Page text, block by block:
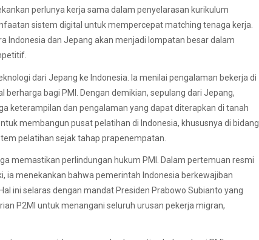
perlunya kerja sama dalam penyelarasan kurikulum
sistem digital untuk mempercepat matching tenaga kerja.
Indonesia dan Jepang akan menjadi lompatan besar dalam
dari Jepang ke Indonesia. Ia menilai pengalaman bekerja di
bagi PMI. Dengan demikian, sepulang dari Jepang,
keterampilan dan pengalaman yang dapat diterapkan di tanah
membangun pusat pelatihan di Indonesia, khususnya di bidang
pelatihan sejak tahap prapenempatan.
memastikan perlindungan hukum PMI. Dalam pertemuan resmi
ia menekankan bahwa pemerintah Indonesia berkewajiban
ini selaras dengan mandat Presiden Prabowo Subianto yang
P2MI untuk menangani seluruh urusan pekerja migran,